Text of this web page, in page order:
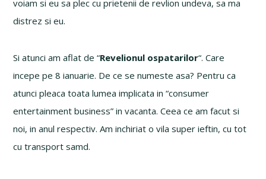
voiam si eu sa plec cu prietenii de revlion undeva, sa ma
distrez si eu.
Si atunci am aflat de “Revelionul ospatarilor“. Care
incepe pe 8 ianuarie. De ce se numeste asa? Pentru ca
atunci pleaca toata lumea implicata in “consumer
entertainment business” in vacanta. Ceea ce am facut si
noi, in anul respectiv. Am inchiriat o vila super ieftin, cu tot
cu transport samd.